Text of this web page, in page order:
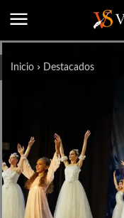
Inicio Destacados